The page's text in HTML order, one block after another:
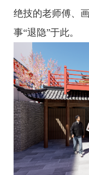
绝技的老师傅、
事“退隐”于此。